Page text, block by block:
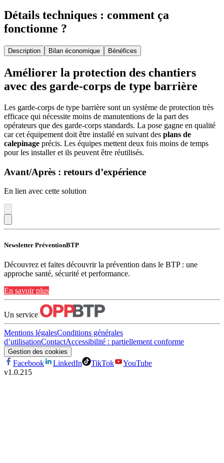
Détails techniques : comment ça
fonctionne ?
Description Bilan économique Bénéfices
Améliorer la protection des chantiers
avec des garde-corps de type barrière
Les garde-corps de type barrière sont un système de protection très
efficace qui nécessite moins de manutentions de la part des
opérateurs que des garde-corps standards. La pose gagne en qualité
car cet équipement doit être installé en suivant des plans de
calepinage précis. Les équipes mettent deux fois moins de temps
pour les installer et ils peuvent être réutilisés.
Avant/Après : retours d’expérience
En lien avec cette solution
Newsletter PréventionBTP
Découvrez et faites découvrir la prévention dans le BTP : une
approche santé, sécurité et performance.
En savoir plus
Un service
Mentions légalesConditions générales
d’utilisationContactAccessibilité : partiellement conforme
Gestion des cookies
Facebook LinkedIn TikTok
YouTube
v1.0.215